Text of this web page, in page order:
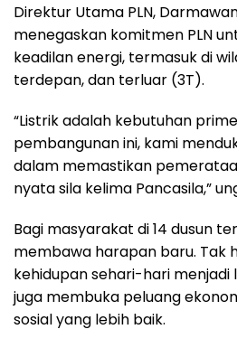
Direktur Utama PLN,
menegaskan komitmen PLN
keadilan energi, termasuk di
terdepan, dan terluar (3T).
“Listrik adalah kebutuhan
pembangunan ini, kami
dalam memastikan
nyata sila kelima Pancasila,”
Bagi masyarakat di 14 dusun
membawa harapan baru. Tak
kehidupan sehari-hari
juga membuka peluang
sosial yang lebih baik.